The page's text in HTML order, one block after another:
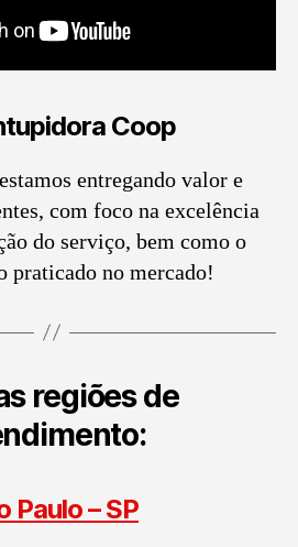
Coop
entregando valor e
com foco na excelência
do serviço, bem como o
praticado no mercado!
regiões de
Paulo – SP